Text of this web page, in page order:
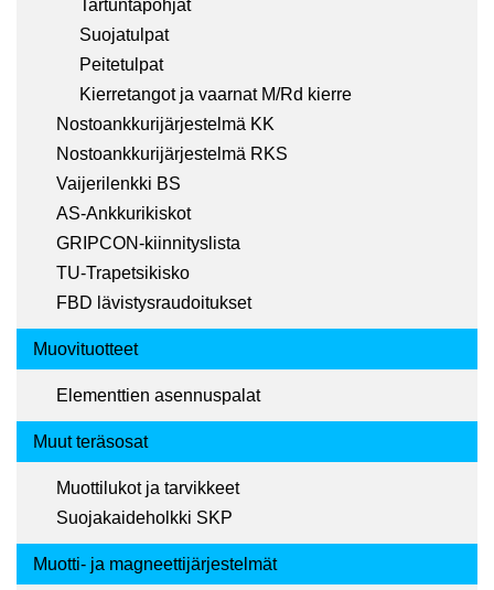
Tartuntapohjat
Suojatulpat
Peitetulpat
Kierretangot ja vaarnat M/Rd kierre
Nostoankkurijärjestelmä KK
Nostoankkurijärjestelmä RKS
Vaijerilenkki BS
AS-Ankkurikiskot
GRIPCON-kiinnityslista
TU-Trapetsikisko
FBD lävistysraudoitukset
Muovituotteet
Elementtien asennuspalat
Muut teräsosat
Muottilukot ja tarvikkeet
Suojakaideholkki SKP
Muotti- ja magneettijärjestelmät